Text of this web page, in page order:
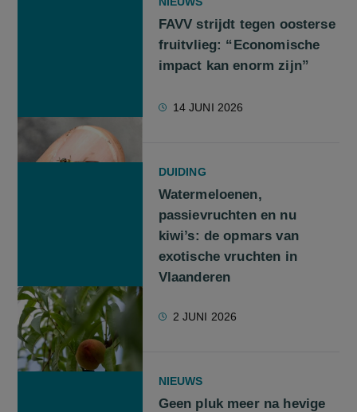
FAVV strijdt tegen oosterse
fruitvlieg: “Economische
impact kan enorm zijn”
14 JUNI 2026
DUIDING
Watermeloenen,
passievruchten en nu
kiwi’s: de opmars van
exotische vruchten in
Vlaanderen
2 JUNI 2026
NIEUWS
Geen pluk meer na hevige